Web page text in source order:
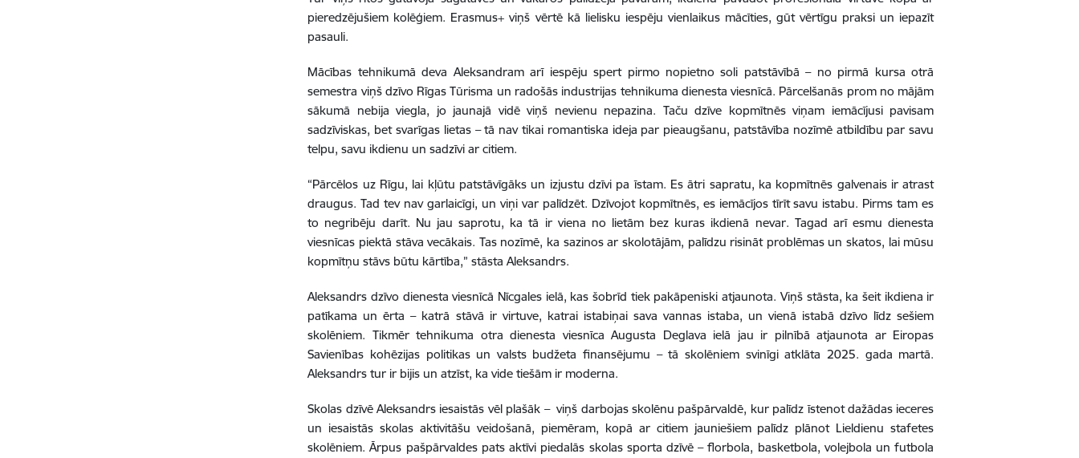
pieredzējušiem kolēģiem. Erasmus+ viņš vērtē kā lielisku iespēju vienlaikus mācīties, gūt vērtīgu praksi un iepazīt
pasauli.
Mācības tehnikumā deva Aleksandram arī iespēju spert pirmo nopietno soli patstāvībā – no pirmā kursa otrā
semestra viņš dzīvo Rīgas Tūrisma un radošās industrijas tehnikuma dienesta viesnīcā. Pārcelšanās prom no mājām
sākumā nebija viegla, jo jaunajā vidē viņš nevienu nepazina. Taču dzīve kopmītnēs viņam iemācījusi pavisam
sadzīviskas, bet svarīgas lietas – tā nav tikai romantiska ideja par pieaugšanu, patstāvība nozīmē atbildību par savu
telpu, savu ikdienu un sadzīvi ar citiem.
“Pārcēlos uz Rīgu, lai kļūtu patstāvīgāks un izjustu dzīvi pa īstam. Es ātri sapratu, ka kopmītnēs galvenais ir atrast
draugus. Tad tev nav garlaicīgi, un viņi var palīdzēt. Dzīvojot kopmītnēs, es iemācījos tīrīt savu istabu. Pirms tam es
to negribēju darīt. Nu jau saprotu, ka tā ir viena no lietām bez kuras ikdienā nevar. Tagad arī esmu dienesta
viesnīcas piektā stāva vecākais. Tas nozīmē, ka sazinos ar skolotājām, palīdzu risināt problēmas un skatos, lai mūsu
kopmītņu stāvs būtu kārtība,” stāsta Aleksandrs.
Aleksandrs dzīvo dienesta viesnīcā Nīcgales ielā, kas šobrīd tiek pakāpeniski atjaunota. Viņš stāsta, ka šeit ikdiena ir
patīkama un ērta – katrā stāvā ir virtuve, katrai istabiņai sava vannas istaba, un vienā istabā dzīvo līdz sešiem
skolēniem. Tikmēr tehnikuma otra dienesta viesnīca Augusta Deglava ielā jau ir pilnībā atjaunota ar Eiropas
Savienības kohēzijas politikas un valsts budžeta finansējumu – tā skolēniem svinīgi atklāta 2025. gada martā.
Aleksandrs tur ir bijis un atzīst, ka vide tiešām ir moderna.
Skolas dzīvē Aleksandrs iesaistās vēl plašāk – viņš darbojas skolēnu pašpārvaldē, kur palīdz īstenot dažādas ieceres
un iesaistās skolas aktivitāšu veidošanā, piemēram, kopā ar citiem jauniešiem palīdz plānot Lieldienu stafetes
skolēniem. Ārpus pašpārvaldes pats aktīvi piedalās skolas sporta dzīvē – florbola, basketbola, volejbola un futbola